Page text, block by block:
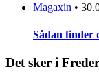
Magaxin •
Sådan finder
Det sker i